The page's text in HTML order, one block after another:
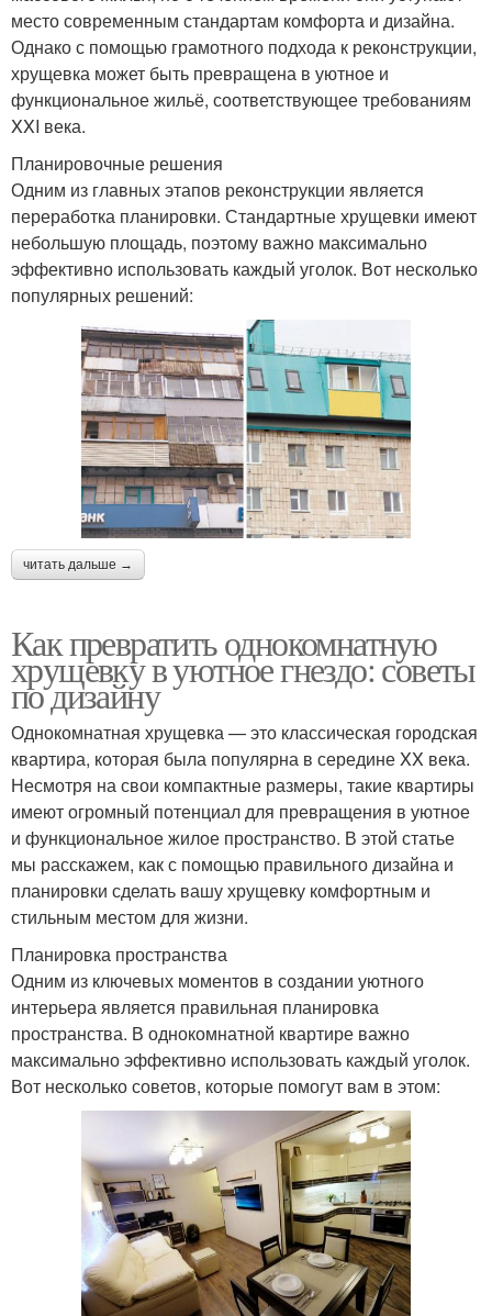
место современным стандартам комфорта и дизайна.
Однако с помощью грамотного подхода к реконструкции,
хрущевка может быть превращена в уютное и
функциональное жильё, соответствующее требованиям
XXI века.
Планировочные решения
Одним из главных этапов реконструкции является
переработка планировки. Стандартные хрущевки имеют
небольшую площадь, поэтому важно максимально
эффективно использовать каждый уголок. Вот несколько
популярных решений:
читать дальше →
Как превратить однокомнатную
хрущевку в уютное гнездо: советы
по дизайну
Однокомнатная хрущевка — это классическая городская
квартира, которая была популярна в середине XX века.
Несмотря на свои компактные размеры, такие квартиры
имеют огромный потенциал для превращения в уютное
и функциональное жилое пространство. В этой статье
мы расскажем, как с помощью правильного дизайна и
планировки сделать вашу хрущевку комфортным и
стильным местом для жизни.
Планировка пространства
Одним из ключевых моментов в создании уютного
интерьера является правильная планировка
пространства. В однокомнатной квартире важно
максимально эффективно использовать каждый уголок.
Вот несколько советов, которые помогут вам в этом: